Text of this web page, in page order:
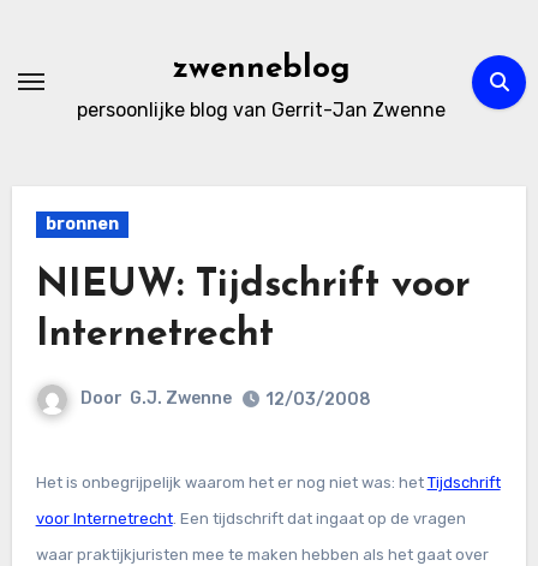
de
zwenneblog
persoonlijke blog van Gerrit-Jan Zwenne
bronnen
NIEUW: Tijdschrift voor
Internetrecht
Door G.J. Zwenne 12/03/2008
Het is onbegrijpelijk waarom het er nog niet was: het Tijdschrift
voor Internetrecht. Een tijdschrift dat ingaat op de vragen
waar praktijkjuristen mee te maken hebben als het gaat over